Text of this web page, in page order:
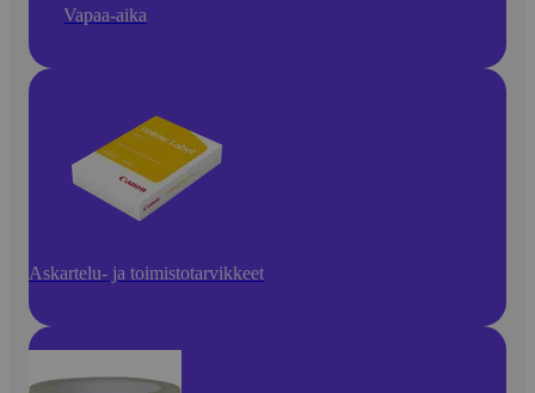
Vapaa-aika
Askartelu- ja toimistotarvikkeet